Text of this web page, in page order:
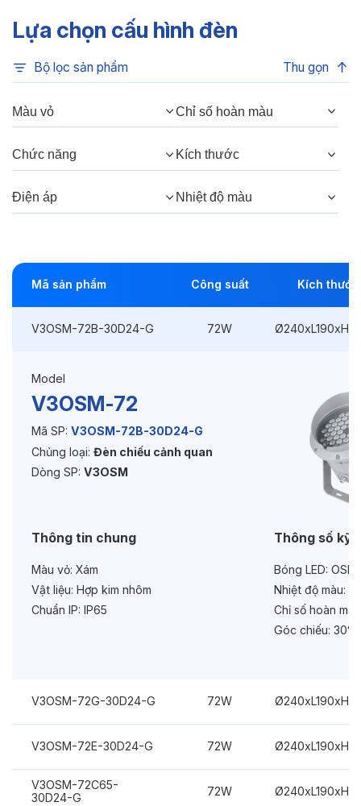
Chỉ số hoàn màu: CRI>80
Quang thông:6120lm (C), 6120lm (N),
Thông số Điện & Lắp đặt
Kiểu lắp đặt:Ghim / Cắm
Kích thướcØ240xL190xH310mm
Độ bền & tùy chọn mở rộng
Tuổi thọ:>30000h
Chức năng:DC24V
Lựa chọn cấu hình đèn
Bộ lọc sản phẩm Thu gọn
Màu vỏ Chỉ số hoàn màu
Chức năng Kích thước
Điện áp Nhiệt độ màu
Mã sản phẩm Công suất Kích thước
V3OSM-72B-30D24-G 72W
Model
V3OSM-72
Mã SP: V3OSM-72B-30D24-G
Chủng loại: Đèn chiếu cảnh quan
Dòng SP: V3OSM
Thông tin chung
Màu vỏ: Xám
Vật liệu: Hợp kim nhôm
Chuẩn IP: IP65
Thông số kỹ
Bóng LED:
Nhiệt độ màu:
Chỉ số hoàn
Góc chiếu: 30°
V3OSM-72G-30D24-G 72W
V3OSM-72E-30D24-G 72W
V3OSM-72C65-
30D24-G
72W